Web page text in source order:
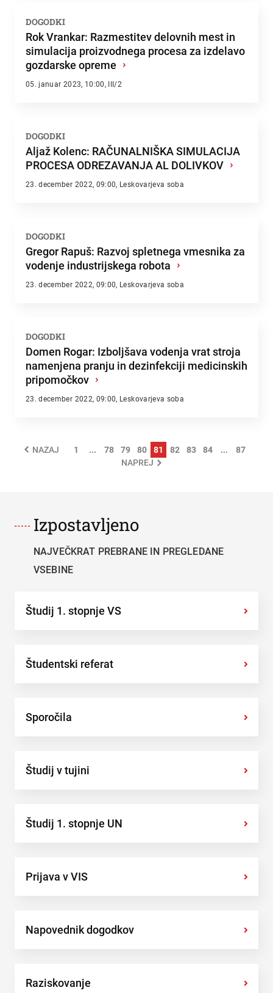
DOGODKI
Rok Vrankar: Razmestitev delovnih mest in
simulacija proizvodnega procesa za izdelavo
gozdarske opreme ›
05. januar 2023, 10:00, III/2
DOGODKI
Aljaž Kolenc: RAČUNALNIŠKA SIMULACIJA
PROCESA ODREZAVANJA AL DOLIVKOV ›
23. december 2022, 09:00, Leskovarjeva soba
DOGODKI
Gregor Rapuš: Razvoj spletnega vmesnika za
vodenje industrijskega robota ›
23. december 2022, 09:00, Leskovarjeva soba
DOGODKI
Domen Rogar: Izboljšava vodenja vrat stroja
namenjena pranju in dezinfekciji medicinskih
pripomočkov ›
23. december 2022, 09:00, Leskovarjeva soba
NAZAJ 1 ... 78 79 80 81 82 83 84 ...
87
NAPREJ
Izpostavljeno
NAJVEČKRAT PREBRANE IN PREGLEDANE
VSEBINE
Študij 1. stopnje VS ›
Študentski referat ›
Sporočila ›
Študij v tujini ›
Študij 1. stopnje UN ›
Prijava v VIS ›
Napovednik dogodkov ›
Raziskovanje ›